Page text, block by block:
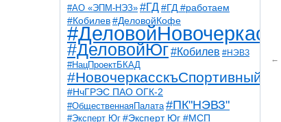
#АО «ЭПМ-НЭЗ» #ГД #ГД #работаем
#Кобилев #ДеловойКофе
#ДеловойНовочеркасск
#ДеловойЮг#Кобилев #НЭВЗ
#НацПроектБКАД
#НовочеркасскъСпортивный
#НчГРЭС ПАО ОГК-2
#ОбщественнаяПалата #ПК"НЭВЗ"
#Эксперт Юг #Эксперт Юг #МСП
←